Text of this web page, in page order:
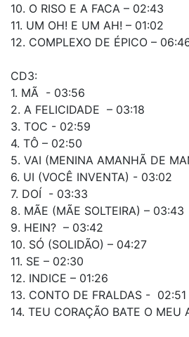
10. O RISO E A FACA – 02:43
11. UM OH! E UM AH! – 01:02
12. COMPLEXO DE ÉPICO –
CD3:
1. MÃ - 03:56
2. A FELICIDADE – 03:18
3. TOC - 02:59
4. TÔ – 02:50
5. VAI (MENINA AMANHÃ DE
6. UI (VOCÊ INVENTA) - 03:02
7. DOÍ - 03:33
8. MÃE (MÃE SOLTEIRA) – 03:43
9. HEIN? – 03:42
10. SÓ (SOLIDÃO) – 04:27
11. SE – 02:30
12. INDICE – 01:26
13. CONTO DE FRALDAS - 02:51
14. TEU CORAÇÃO BATE O MEU